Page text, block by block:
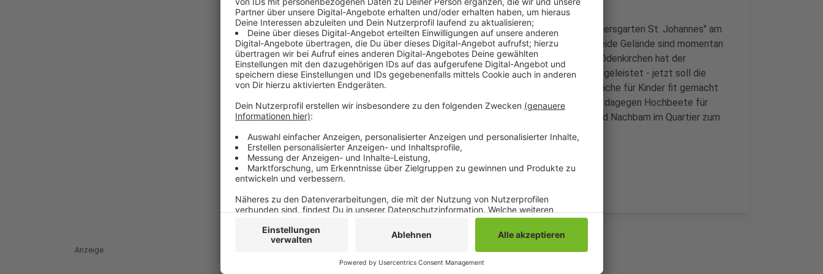
Für die Projekte "Laurentiusgarten" in Odenkirchen und den "Quartiersgarten St. Johannes" am
Schmölderpark soll jetzt noch die Finanzierung geklärt werden. Beide Gelände sind momentan
stark überwuchert und sollen aufwändig umgestaltet werden. In Odenkirchen hat der
Förderverein St. Laurentius in den letzten Jahren schon Vorarbeit geleistet - jetzt soll die
Fläche mit Geld von der Stadt für Feste, Konzerte und als Spielfläche für Kinder fit gemacht
werden. Der Quartiersgarten St. Johannes am Schmölderpark soll dagegen Hochbeete für
Gemüse bekommen und so auch für umliegende Kitas, Schulen und Nachbarn im Quartier zum
Treffpunkt werden.
Anzeige
Anzeige